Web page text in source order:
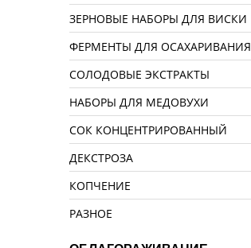
ЗЕРНОВЫЕ НАБОРЫ ДЛЯ ВИСКИ
ФЕРМЕНТЫ ДЛЯ ОСАХАРИВАНИЯ
СОЛОДОВЫЕ ЭКСТРАКТЫ
НАБОРЫ ДЛЯ МЕДОВУХИ
СОК КОНЦЕНТРИРОВАННЫЙ
ДЕКСТРОЗА
КОПЧЕНИЕ
РАЗНОЕ